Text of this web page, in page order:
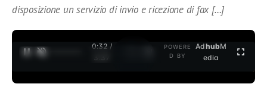
disposizione un servizio di invio e ricezione di fax […]
0:33 /
3:37
POWERE
D BY
AdhubM
edia